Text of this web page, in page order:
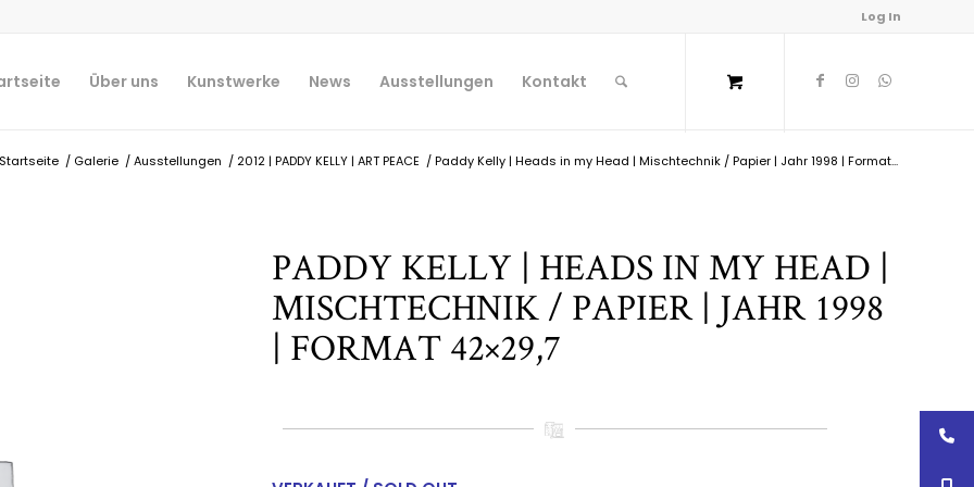
Log In
Über uns Kunstwerke News Ausstellungen Kontakt
Startseite / Galerie /Ausstellungen / 2012 | PADDY KELLY | ART PEACE /Paddy Kelly | Heads in my Head | Mischtechnik / Papier | Jahr 1998 | Format...
PADDY KELLY | HEADS IN MY HEAD |
MISCHTECHNIK / PAPIER | JAHR 1998
| FORMAT 42×29,7